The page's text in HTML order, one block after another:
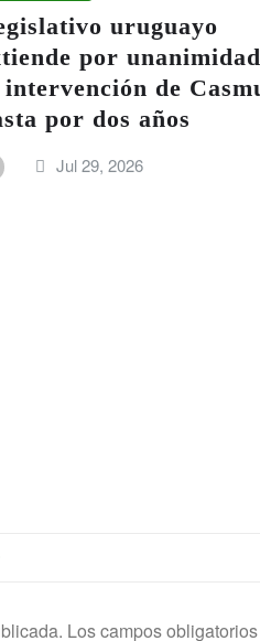
uruguayo
por unanimidad
de
por dos años
Jul 29, 2026
Los campos